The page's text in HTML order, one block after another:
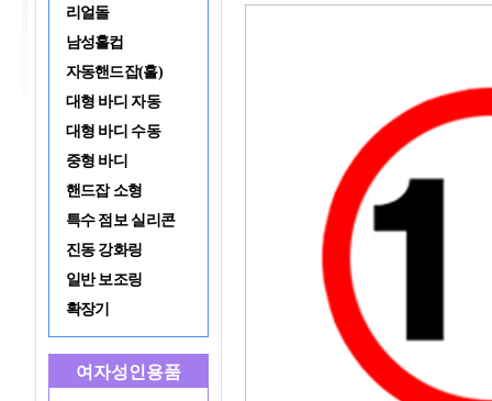
리얼돌
남성홀컵
자동핸드잡(홀)
대형 바디 자동
대형 바디 수동
중형 바디
핸드잡 소형
특수 점보 실리콘
진동 강화링
일반 보조링
확장기
여자성인용품